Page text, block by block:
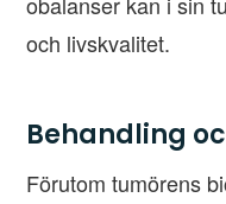
och livskvalitet.
Behandling
Förutom tumörens